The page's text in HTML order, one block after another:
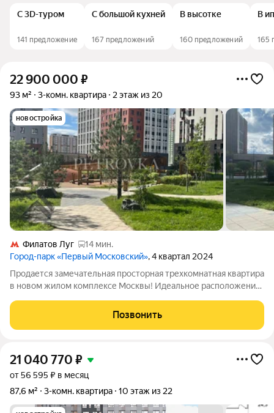
С 3D-туром
141 предложение
С большой кухней
167 предложений
В высотке
160 предложений
В
165
22 900 000 ₽
93 м² 3-комн. квартира 2 этаж из 20
новостройка
Филатов Луг
14 мин.
Город-парк «Первый Московский», 4 квартал 2024
Продается замечательная просторная трехкомнатная квартира
в новом жилом комплексе Москвы! Идеальное расположение:
место для прогулок и отдыха, обустроенные зоны барбекю,
вело-дорожки, дорожки
Позвонить
21 040 770 ₽
от 56 595 ₽ в месяц
87,6 м²
3-комн. квартира 10 этаж из 22